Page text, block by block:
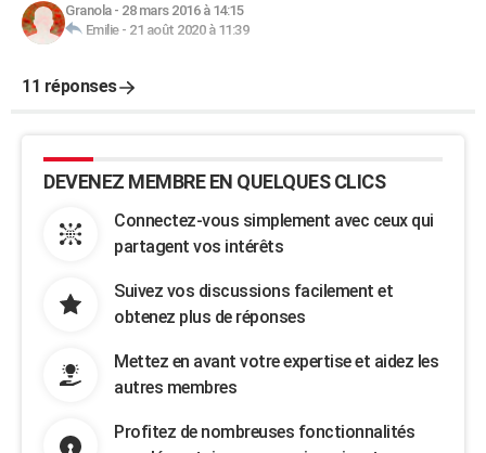
Granola- 28 mars 2016 à 14:15
Emilie- 21 août 2020 à 11:39
11 réponses
DEVENEZ MEMBRE EN QUELQUES CLICS
Connectez-vous simplement avec ceux qui
partagent vos intérêts
Suivez vos discussions facilement et
obtenez plus de réponses
Mettez en avant votre expertise et aidez les
autres membres
Profitez de nombreuses fonctionnalités